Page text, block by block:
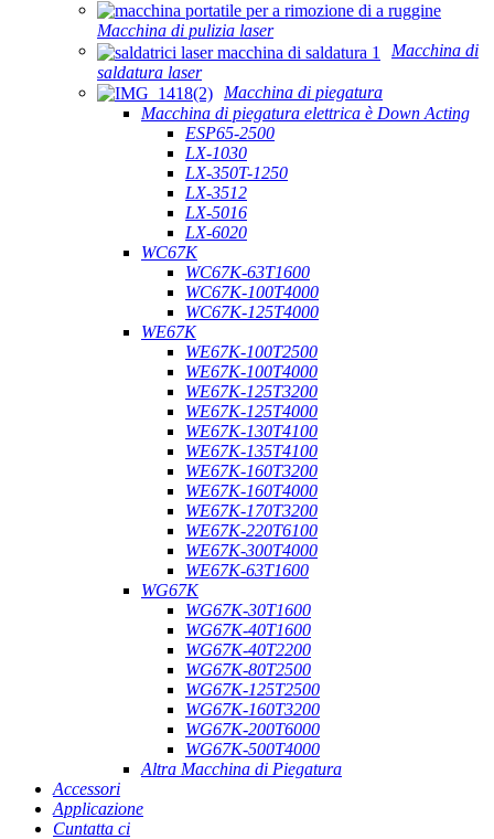
Macchina di pulizia laser
Macchina di
saldatura laser
Macchina di piegatura
Macchina di piegatura elettrica è Down Acting
ESP65-2500
LX-1030
LX-350T-1250
LX-3512
LX-5016
LX-6020
WC67K
WC67K-63T1600
WC67K-100T4000
WC67K-125T4000
WE67K
WE67K-100T2500
WE67K-100T4000
WE67K-125T3200
WE67K-125T4000
WE67K-130T4100
WE67K-135T4100
WE67K-160T3200
WE67K-160T4000
WE67K-170T3200
WE67K-220T6100
WE67K-300T4000
WE67K-63T1600
WG67K
WG67K-30T1600
WG67K-40T1600
WG67K-40T2200
WG67K-80T2500
WG67K-125T2500
WG67K-160T3200
WG67K-200T6000
WG67K-500T4000
Altra Macchina di Piegatura
Accessori
Applicazione
Cuntatta ci